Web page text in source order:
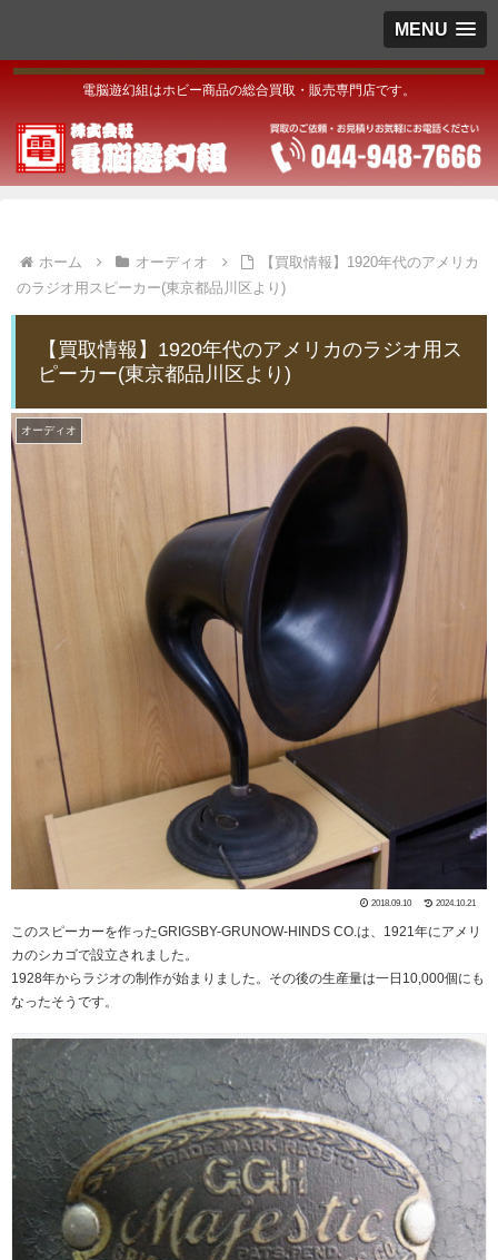
MENU
電脳遊幻組はホビー商品の総合買取・販売専門店です。
ホーム オーディオ
【買取情報】1920年代のアメリカ
のラジオ用スピーカー(東京都品川区より)
【買取情報】1920年代のアメリカのラジオ用ス
ピーカー(東京都品川区より)
オーディオ
2018.09.10 2024.10.21
このスピーカーを作ったGRIGSBY-GRUNOW-HINDS CO.は、1921年にアメリ
カのシカゴで設立されました。
1928年からラジオの制作が始まりました。その後の生産量は一日10,000個にも
なったそうです。